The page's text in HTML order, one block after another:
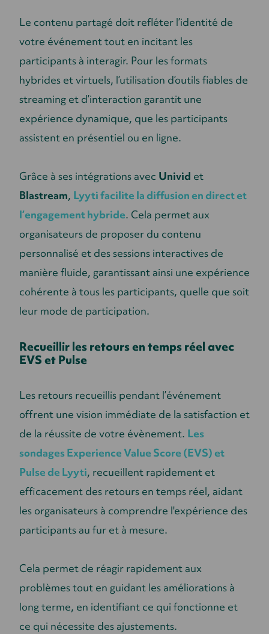
Le contenu partagé doit refléter l’identité de
votre événement tout en incitant les
participants à interagir. Pour les formats
hybrides et virtuels, l’utilisation d’outils fiables de
streaming et d’interaction garantit une
expérience dynamique, que les participants
assistent en présentiel ou en ligne.
Grâce à ses intégrations avec Univid et
Blastream, Lyyti facilite la diffusion en direct et
l’engagement hybride. Cela permet aux
organisateurs de proposer du contenu
personnalisé et des sessions interactives de
manière fluide, garantissant ainsi une expérience
cohérente à tous les participants, quelle que soit
leur mode de participation.
Recueillir les retours en temps réel avec
EVS et Pulse
Les retours recueillis pendant l’événement
offrent une vision immédiate de la satisfaction et
de la réussite de votre évènement. Les
sondages Experience Value Score (EVS) et
Pulse de Lyyti, recueillent rapidement et
efficacement des retours en temps réel, aidant
les organisateurs à comprendre l'expérience des
participants au fur et à mesure.
Cela permet de réagir rapidement aux
problèmes tout en guidant les améliorations à
long terme, en identifiant ce qui fonctionne et
ce qui nécessite des ajustements.